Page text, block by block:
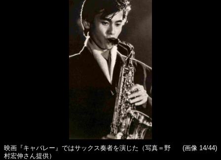
映画『キャバレー』ではサックス奏者を演じた（写真＝野
村宏伸さん提供）
(画像 14/44)